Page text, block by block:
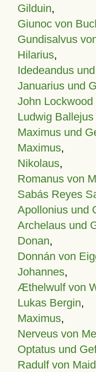
Gilduin,
Giunoc von
Gundisalvus
Hilarius,
Idedeandus
Januarius und
John
Ludwig
Maximus und
Maximus,
Nikolaus,
Romanus von
Sabás Reyes
Apollonius und
Archelaus und
Donan,
Donnán von
Johannes,
Æthelwulf von
Lukas Bergin,
Maximus,
Nerveus von
Optatus und
Radulf von